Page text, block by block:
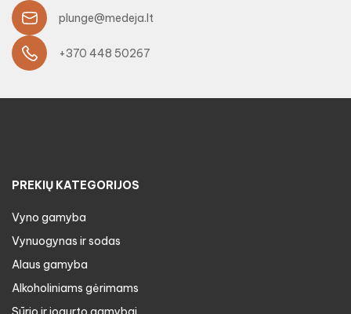
plunge@medeja.lt
+370 448 50267
PREKIŲ KATEGORIJOS
Vyno gamyba
Vynuogynas ir sodas
Alaus gamyba
Alkoholiniams gėrimams